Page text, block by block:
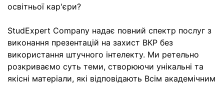
освітньої кар'єри?
StudExpert Company надає повний спектр послуг з
виконання презентацій на захист ВКР без
використання штучного інтелекту. Ми ретельно
розкриваємо суть теми, створюючи унікальні та
якісні матеріали, які відповідають Всім академічним